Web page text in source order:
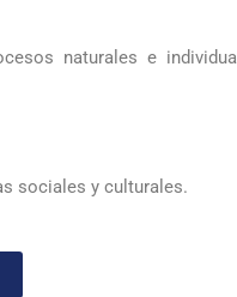
naturales e
sociales y culturales.